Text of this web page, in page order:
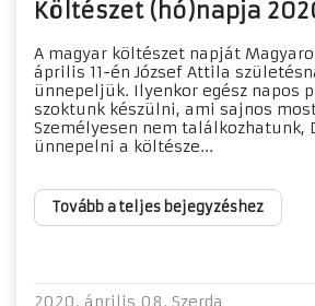
Költészet (hó)napja
A magyar költészet napját
április 11-én József Attila
ünnepeljük. Ilyenkor egész napos
szoktunk készülni, ami sajnos
Személyesen nem találkozhatunk,
ünnepelni a költésze...
Tovább a teljes bejegyzéshez
2020. április 08. Szerda